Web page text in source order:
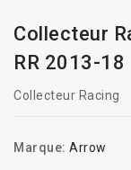
Collecteur
RR 2013-18
Collecteur Racing
Marque: Arrow